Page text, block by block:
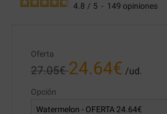
4.8 / 5 - 149 opiniones
Oferta
27.05€ 24.64€ /ud.
Opción